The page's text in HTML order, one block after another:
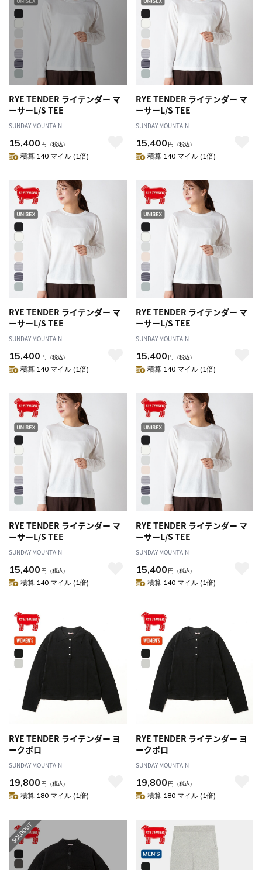
RYE TENDER ライテンダー マ
ーサーL/S TEE
SUNDAY MOUNTAIN
15,400 円 （税込）
積算 140 マイル (1倍)
RYE TENDER ライテンダー マ
ーサーL/S TEE
SUNDAY MOUNTAIN
15,400 円 （税込）
積算 140 マイル (1倍)
RYE TENDER ライテンダー マ
ーサーL/S TEE
SUNDAY MOUNTAIN
15,400 円 （税込）
積算 140 マイル (1倍)
RYE TENDER ライテンダー マ
ーサーL/S TEE
SUNDAY MOUNTAIN
15,400 円 （税込）
積算 140 マイル (1倍)
RYE TENDER ライテンダー マ
ーサーL/S TEE
SUNDAY MOUNTAIN
15,400 円 （税込）
積算 140 マイル (1倍)
RYE TENDER ライテンダー マ
ーサーL/S TEE
SUNDAY MOUNTAIN
15,400 円 （税込）
積算 140 マイル (1倍)
RYE TENDER ライテンダー ヨ
ークポロ
SUNDAY MOUNTAIN
19,800 円 （税込）
積算 180 マイル (1倍)
RYE TENDER ライテンダー ヨ
ークポロ
SUNDAY MOUNTAIN
19,800 円 （税込）
積算 180 マイル (1倍)